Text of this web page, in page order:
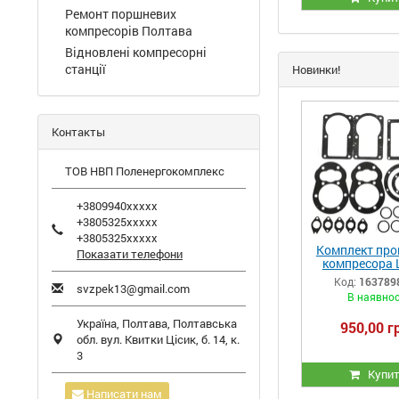
Новинки!
Комплект
компресора
ЛТ100
Код:
В
950,00
Ремонт поршневих
компресорів Полтава
Відновлені компресорні
станції
Контакты
ТОВ НВП Поленергокомплекс
+3809940xxxxx
+3805325xxxxx
+3805325xxxxx
Показати телефони
svzpek13@gmail.com
Україна, Полтава, Полтавська
обл. вул. Квитки Цісик, б. 14, к.
3
Написати нам